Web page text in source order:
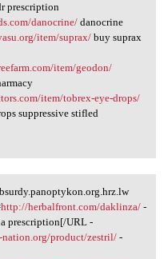
prescription
danocrine/danocrine
item/suprax/buy suprax
item/geodon/
item/tobrex-eye-drops/
suppressive stifled
http://herbalfront.com/daklinza/-
prescription[/URL -
product/zestril/-